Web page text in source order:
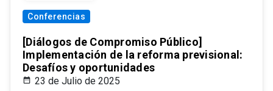
Conferencias
[Diálogos de Compromiso Público]
Implementación de la reforma previsional:
Desafíos y oportunidades
23 de Julio de 2025